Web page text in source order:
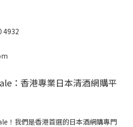
4932
：香港專業日本清酒網購平
！我們是香港首選的日本酒網購專門